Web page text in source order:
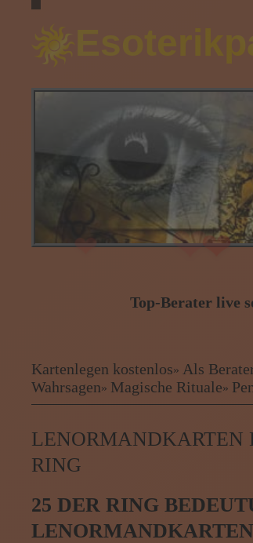
❤ ❤
❤
❤
Top-Berater live
Kartenlegen
Als Berater/in
Kartenlegen
Wahrsagen
Magische Rituale
Kartenlegen kostenlos» Als
Wahrsagen» Magische Rituale»
LENORMANDKARTEN
RING
25 DER RING
LENORMANDKARTEN